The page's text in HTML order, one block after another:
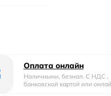
Оплата онлайн
Наличными, безнал. С НДС ,
банковской картой или